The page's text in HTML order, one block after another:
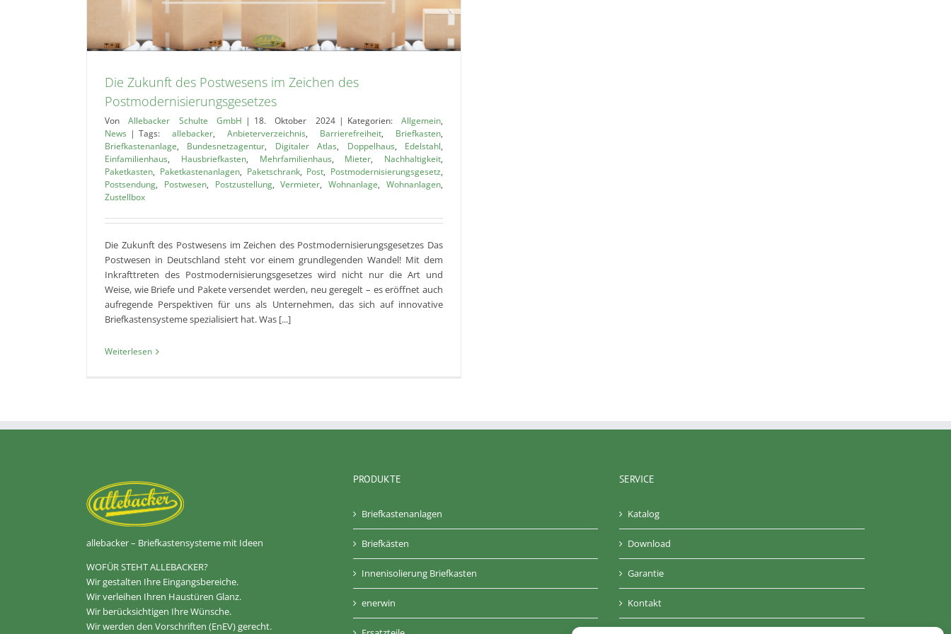
Die Zukunft des Postwesens im Zeichen des
Postmodernisierungsgesetzes
VonAllebacker Schulte GmbH | 18. Oktober 2024 | Kategorien:Allgemein,
News | Tags: allebacker, Anbieterverzeichnis, Barrierefreiheit, Briefkasten,
Briefkastenanlage, Bundesnetzagentur, Digitaler Atlas, Doppelhaus, Edelstahl,
Einfamilienhaus, Hausbriefkasten, Mehrfamilienhaus, Mieter, Nachhaltigkeit,
Paketkasten, Paketkastenanlagen, Paketschrank, Post, Postmodernisierungsgesetz,
Postsendung, Postwesen, Postzustellung,Vermieter,Wohnanlage,Wohnanlagen,
Zustellbox
Die Zukunft des Postwesens im Zeichen des Postmodernisierungsgesetzes Das
Postwesen in Deutschland steht vor einem grundlegenden Wandel! Mit dem
Inkrafttreten des Postmodernisierungsgesetzes wird nicht nur die Art und
Weise, wie Briefe und Pakete versendet werden, neu geregelt – es eröffnet auch
aufregende Perspektiven für uns als Unternehmen, das sich auf innovative
Briefkastensysteme spezialisiert hat. Was [...]
Weiterlesen
allebacker – Briefkastensysteme mit Ideen
WOFÜR STEHT ALLEBACKER?
Wir gestalten Ihre Eingangsbereiche.
Wir verleihen Ihren Haustüren Glanz.
Wir berücksichtigen Ihre Wünsche.
Wir werden den Vorschriften (EnEV) gerecht.
PRODUKTE
Briefkastenanlagen
Briefkästen
Innenisolierung Briefkasten
enerwin
SERVICE
Katalog
Download
Garantie
Kontakt